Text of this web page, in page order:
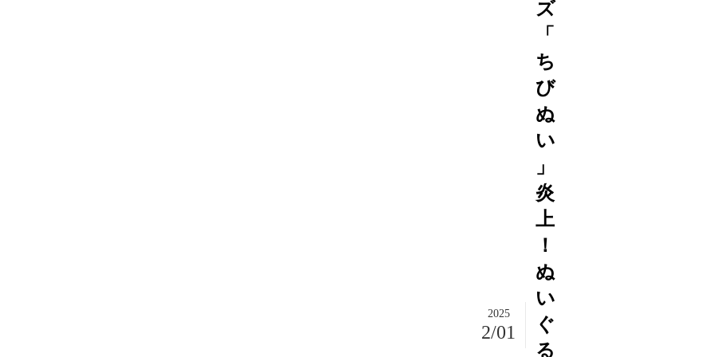
ズ
「
ち
び
ぬ
い
」
炎
上
！
ぬ
い
ぐ
る
2025
2/01